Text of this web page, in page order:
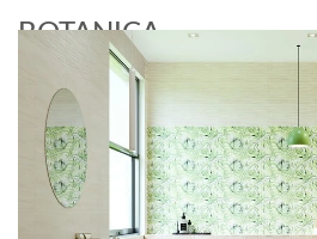
BOTANICA